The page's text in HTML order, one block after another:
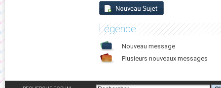
Légende
Nouveau message
Plusieurs nouveaux messages